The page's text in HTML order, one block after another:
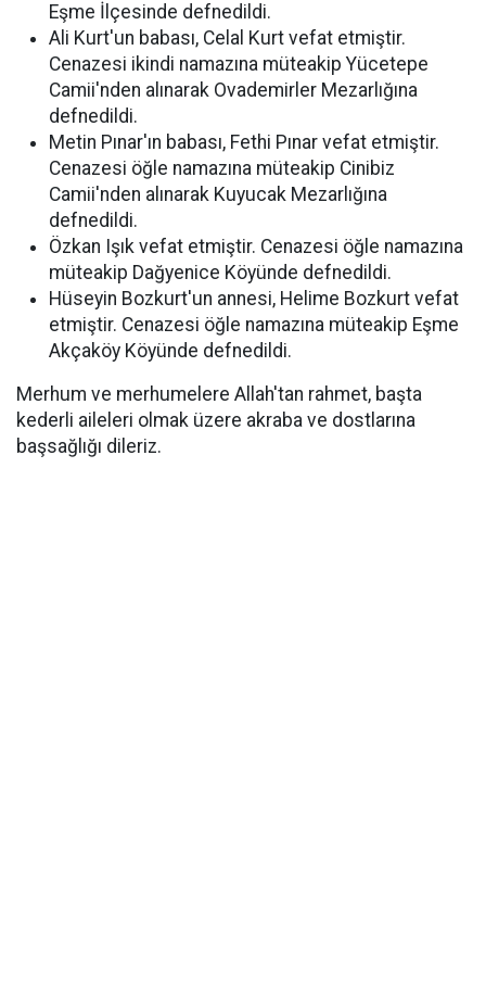
Eşme İlçesinde defnedildi.
Ali Kurt'un babası, Celal Kurt vefat etmiştir.
Cenazesi ikindi namazına müteakip Yücetepe
Camii'nden alınarak Ovademirler Mezarlığına
defnedildi.
Metin Pınar'ın babası, Fethi Pınar vefat etmiştir.
Cenazesi öğle namazına müteakip Cinibiz
Camii'nden alınarak Kuyucak Mezarlığına
defnedildi.
Özkan Işık vefat etmiştir. Cenazesi öğle namazına
müteakip Dağyenice Köyünde defnedildi.
Hüseyin Bozkurt'un annesi, Helime Bozkurt vefat
etmiştir. Cenazesi öğle namazına müteakip Eşme
Akçaköy Köyünde defnedildi.
Merhum ve merhumelere Allah'tan rahmet, başta
kederli aileleri olmak üzere akraba ve dostlarına
başsağlığı dileriz.